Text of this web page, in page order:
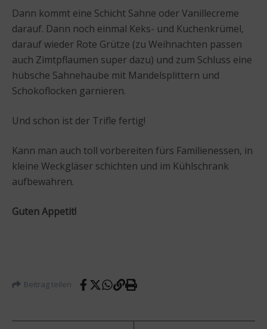
Dann kommt eine Schicht Sahne oder Vanillecreme
darauf. Dann noch einmal Keks- und Kuchenkrümel,
darauf wieder Rote Grütze (zu Weihnachten passen
auch Zimtpflaumen super dazu) und zum Schluss eine
hübsche Sahnehaube mit Mandelsplittern und
Schokoflocken garnieren.
Und schon ist der Trifle fertig!
Kann man auch toll vorbereiten fürs Familienessen, in
kleine Weckgläser schichten und im Kühlschrank
aufbewahren.
Guten Appetit!
Beitrag teilen